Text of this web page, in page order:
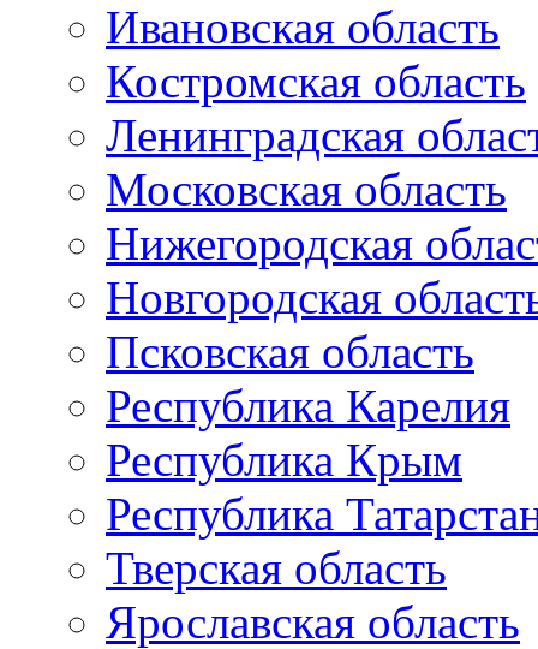
Ивановская область
Костромская область
Ленинградская
Московская область
Нижегородская
Новгородская
Псковская область
Республика Карелия
Республика Крым
Республика
Тверская область
Ярославская область